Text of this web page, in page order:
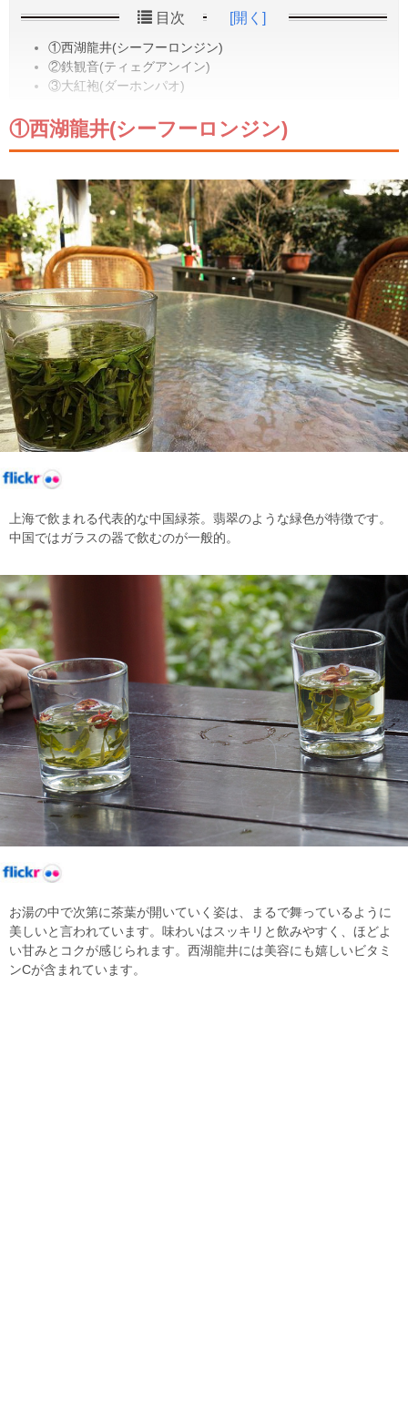
目次 [開く]
①西湖龍井(シーフーロンジン)
②鉄観音(ティェグアンイン)
③大紅袍(ダーホンパオ)
①西湖龍井(シーフーロンジン)
上海で飲まれる代表的な中国緑茶。翡翠のような緑色が特徴です。
中国ではガラスの器で飲むのが一般的。
お湯の中で次第に茶葉が開いていく姿は、まるで舞っているように
美しいと言われています。味わいはスッキリと飲みやすく、ほどよ
い甘みとコクが感じられます。西湖龍井には美容にも嬉しいビタミ
ンCが含まれています。